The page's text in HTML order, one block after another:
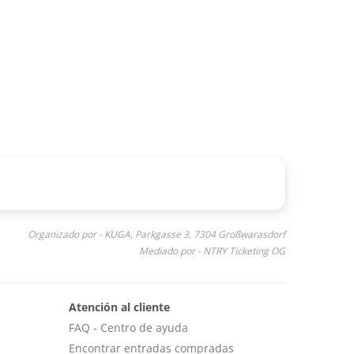
Organizado por - KUGA, Parkgasse 3, 7304 Großwarasdorf
Mediado por - NTRY Ticketing OG
Atención al cliente
FAQ - Centro de ayuda
Encontrar entradas compradas